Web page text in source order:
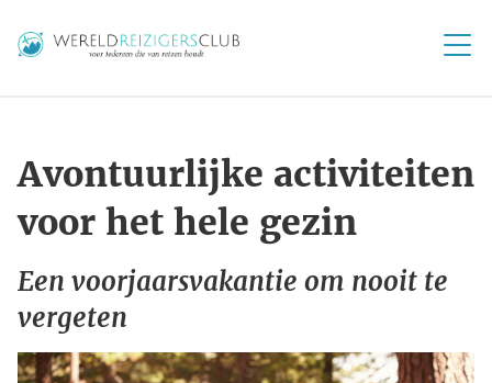
Avontuurlijke activiteiten
voor het hele gezin
Een voorjaarsvakantie om nooit te
vergeten